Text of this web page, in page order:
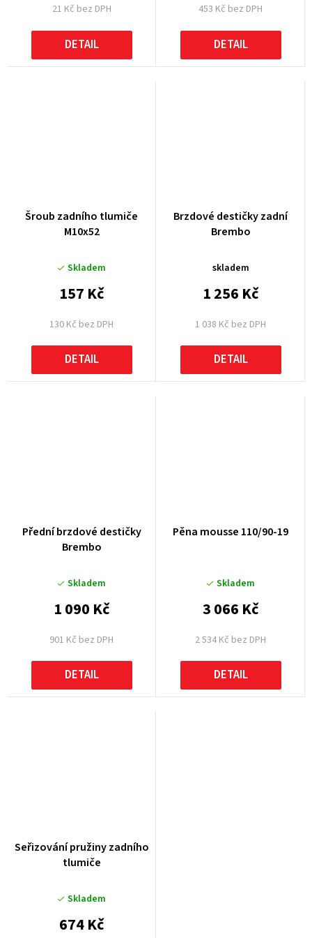
21 Kč bez DPH
DETAIL
453 Kč bez DPH
DETAIL
Šroub zadního tlumiče
M10x52
Skladem
130 Kč bez DPH
157 Kč
DETAIL
Brzdové destičky zadní
Brembo
skladem
1 038 Kč bez DPH
1 256 Kč
DETAIL
Přední brzdové destičky
Brembo
Skladem
901 Kč bez DPH
1 090 Kč
DETAIL
Pěna mousse 110/90-19
Skladem
2 534 Kč bez DPH
3 066 Kč
DETAIL
Seřizování pružiny zadního
tlumiče
Skladem
674 Kč